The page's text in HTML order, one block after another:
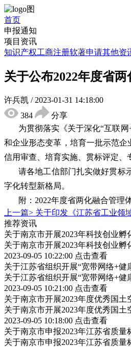
首页
申报通知
项目资讯
知识产权工商注册软著申请其他资
关于公布2022年度省
许兵凯 / 2023-01-31 14:18:00
384
分享
为贯彻落实《关于深化“互联
和企业形态变革，培育一批示范
信用审查、培育实施、贯标评定、
请各地工信部门扎实做好贯标
字化转型新格局。
附： 2022年度省两化融合管理
上一篇> 关于印发《江苏省工业领
推荐资讯
关于南京市开展2023年科技创业
关于南京市开展2023年科技创业
2023-09-05 10:22:00 点击查看
关于江苏省组织开展“宽带网络+
关于江苏省组织开展“宽带网络+
2023-09-05 10:21:00 点击查看
关于南京市开展2023年度优秀国
关于南京市开展2023年度优秀国
2023-09-05 10:18:00 点击查看
关于南京市申报2023年江苏省质量
关于南京市申报2023年江苏省质量